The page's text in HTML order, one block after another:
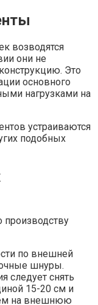
возводятся
они не
Это
основного
нагрузками на
устраиваются
подобных
производству
по внешней
шнуры.
следует снять
15-20 см и
на внешнюю